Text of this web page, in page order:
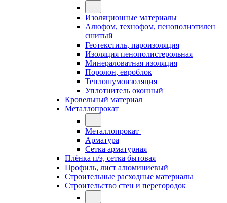
Изоляционные материалы
Алюфом, технофом, пенополиэтилен
сшитый
Геотекстиль, пароизоляция
Изоляция пенополистерольная
Минераловатная изоляция
Поролон, евроблок
Теплошумоизоляция
Уплотнитель оконный
Кровельный материал
Металлопрокат
Металлопрокат
Арматура
Сетка арматурная
Плёнка п/э, сетка бытовая
Профиль, лист алюминиевый
Строительные расходные материалы
Строительство стен и перегородок